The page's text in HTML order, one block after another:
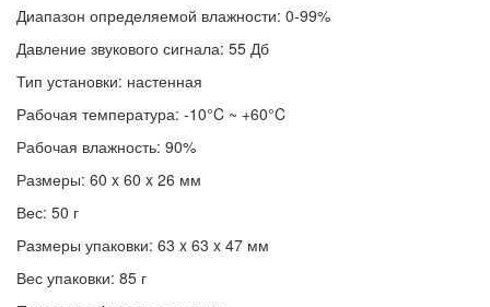
Диапазон определяемой влажности: 0-99%
Давление звукового сигнала: 55 Дб
Тип установки: настенная
Рабочая температура: -10°C ~ +60°C
Рабочая влажность: 90%
Размеры: 60 x 60 x 26 мм
Вес: 50 г
Размеры упаковки: 63 x 63 x 47 мм
Вес упаковки: 85 г